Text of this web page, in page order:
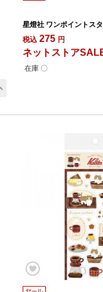
星燈社 ワンポイントス
税込 275 円
ネットストア
在庫 〇